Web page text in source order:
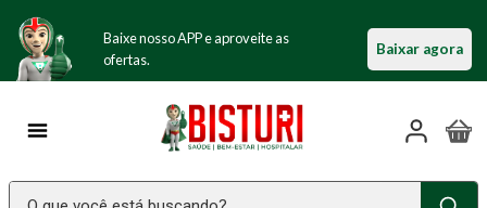
Baixe nosso APP e aproveite as
ofertas.
Baixar agora
O que você está buscando?